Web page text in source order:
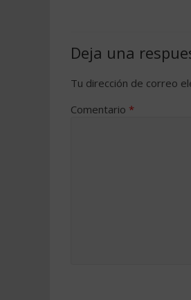
Deja una
Tu dirección de correo
Comentario *